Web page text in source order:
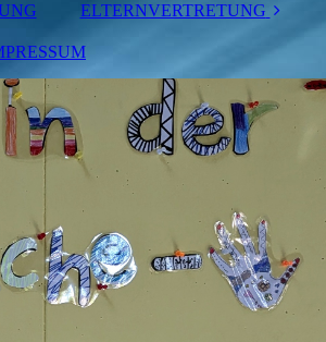
ELTERNVERTRETUNG
KLASSENELTERN
-SPRECHER